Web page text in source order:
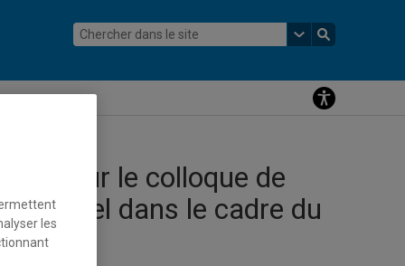
sur le colloque de
Morel dans le cadre du
les